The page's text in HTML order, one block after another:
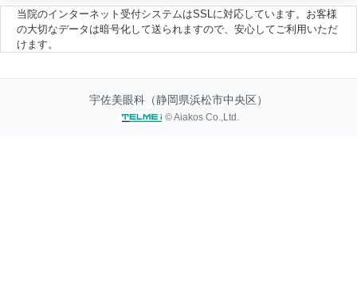
当院のインターネット受付システムはSSLに対応しています。お客様
の大切なデータは暗号化して送られますので、安心してご利用いただ
けます。
宇佐美眼科（静岡県浜松市中央区）
© Aiakos Co.,Ltd.